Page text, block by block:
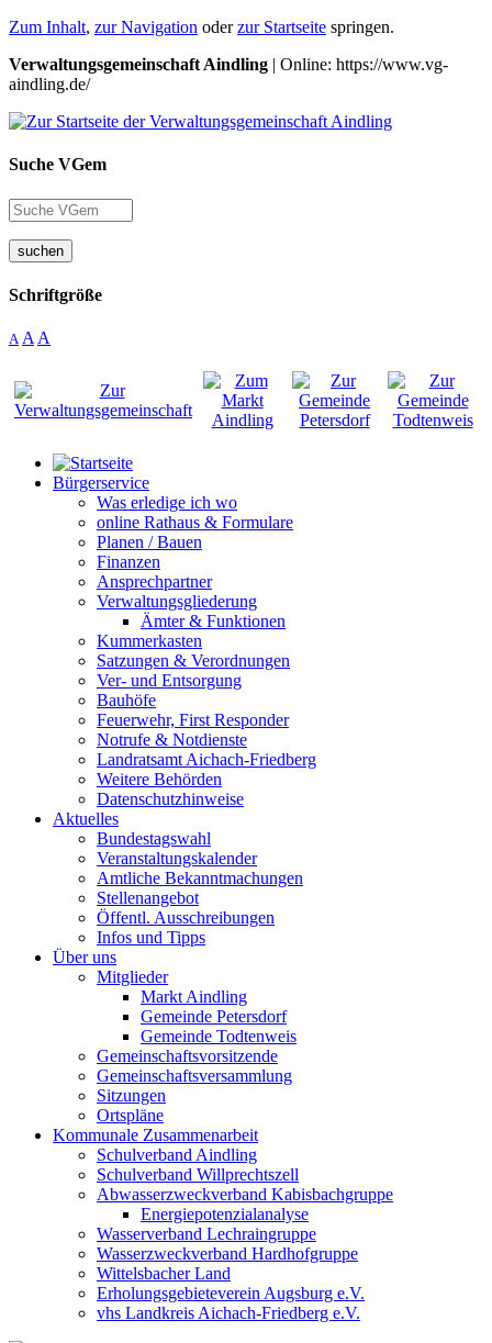
Zum Inhalt, zur Navigation oderzur Startseite springen.
Verwaltungsgemeinschaft Aindling | Online: https://www.vg-
aindling.de/
Suche VGem
suchen
Schriftgröße
A A A
Bürgerservice
Was erledige ich wo
online Rathaus & Formulare
Planen / Bauen
Finanzen
Ansprechpartner
Verwaltungsgliederung
Ämter & Funktionen
Kummerkasten
Satzungen & Verordnungen
Ver- und Entsorgung
Bauhöfe
Feuerwehr, First Responder
Notrufe & Notdienste
Landratsamt Aichach-Friedberg
Weitere Behörden
Datenschutzhinweise
Aktuelles
Bundestagswahl
Veranstaltungskalender
Amtliche Bekanntmachungen
Stellenangebot
Öffentl. Ausschreibungen
Infos und Tipps
Über uns
Mitglieder
Markt Aindling
Gemeinde Petersdorf
Gemeinde Todtenweis
Gemeinschaftsvorsitzende
Gemeinschaftsversammlung
Sitzungen
Ortspläne
Kommunale Zusammenarbeit
Schulverband Aindling
Schulverband Willprechtszell
Abwasserzweckverband Kabisbachgruppe
Energiepotenzialanalyse
Wasserverband Lechraingruppe
Wasserzweckverband Hardhofgruppe
Wittelsbacher Land
Erholungsgebieteverein Augsburg e.V.
vhs Landkreis Aichach-Friedberg e.V.